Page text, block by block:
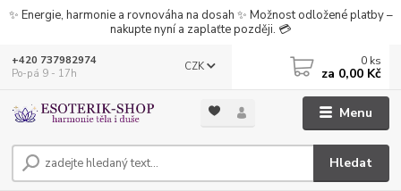
✨ Energie, harmonie a rovnováha na dosah ✨ Možnost odložené platby –
nakupte nyní a zaplaťte později. 💳
Menu
CZK
Hledat
+420 737982974
Po-pá 9 - 17h
0 ks
za 0,00 Kč